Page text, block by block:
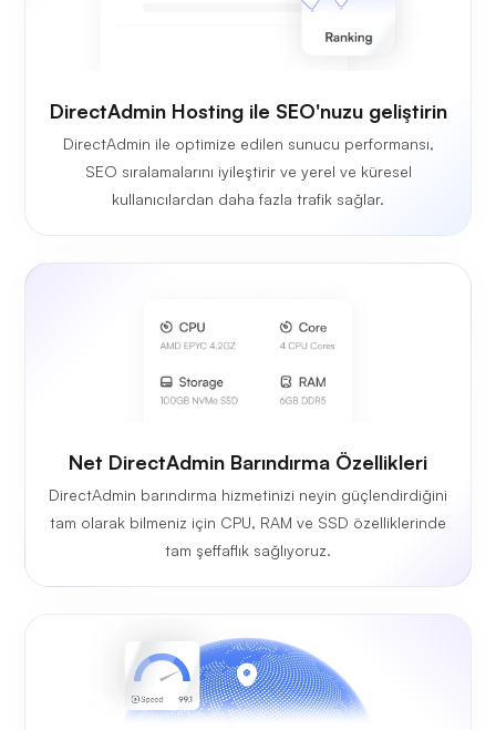
DirectAdmin Hosting ile SEO'nuzu geliştirin
DirectAdmin ile optimize edilen sunucu performansı,
SEO sıralamalarını iyileştirir ve yerel ve küresel
kullanıcılardan daha fazla trafik sağlar.
Net DirectAdmin Barındırma Özellikleri
DirectAdmin barındırma hizmetinizi neyin güçlendirdiğini
tam olarak bilmeniz için CPU, RAM ve SSD özelliklerinde
tam şeffaflık sağlıyoruz.